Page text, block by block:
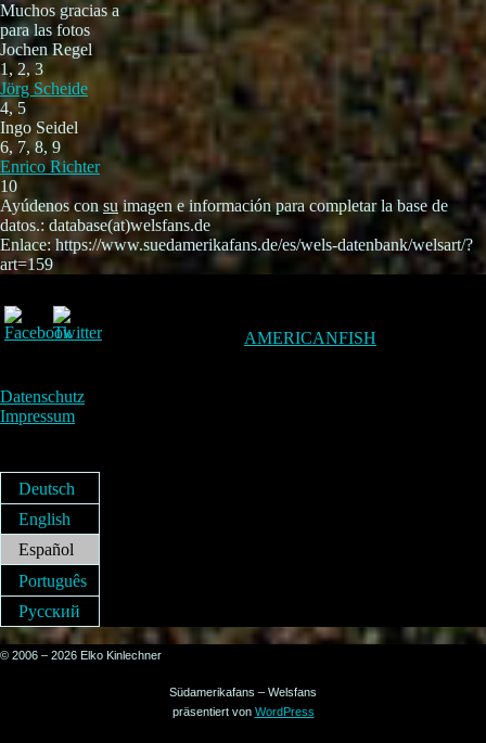
Muchos gracias a
para las fotos
Jochen Regel
1, 2, 3
Jörg Scheide
4, 5
Ingo Seidel
6, 7, 8, 9
Enrico Richter
10
Ayúdenos con suimagen e información para completar la base de
datos.: database(at)welsfans.de
Enlace: https://www.suedamerikafans.de/es/wels-datenbank/welsart/?
art=159
AMERICANFISH
Datenschutz
Impressum
Deutsch
English
Español
Português
Русский
© 2006 – 2026 Elko Kinlechner
Südamerikafans – Welsfans
präsentiert von WordPress